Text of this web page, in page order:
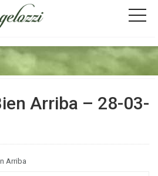
Arriba – 28-03-
Arriba